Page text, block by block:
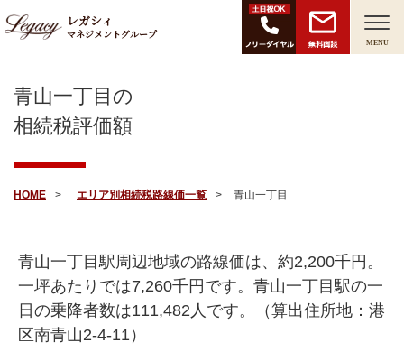
レガシィ
マネジメントグループ
無料面談 MENU
青山一丁目の
相続税評価額
HOME エリア別相続税路線価一覧 青山一丁目
青山一丁目駅周辺地域の路線価は、約2,200千円。
一坪あたりでは7,260千円です。青山一丁目駅の一
日の乗降者数は111,482 人です。（算出住所地：港
区南青山2-4-11）